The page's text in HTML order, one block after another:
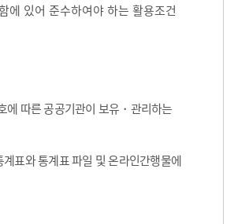
에 있어 준수하여야 하는 활용조건
에 따른 공공기관이 보유・관리하는
표와 통계표 파일 및 온라인간행물에